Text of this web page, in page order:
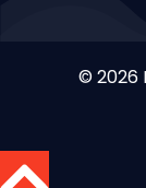
© 2026